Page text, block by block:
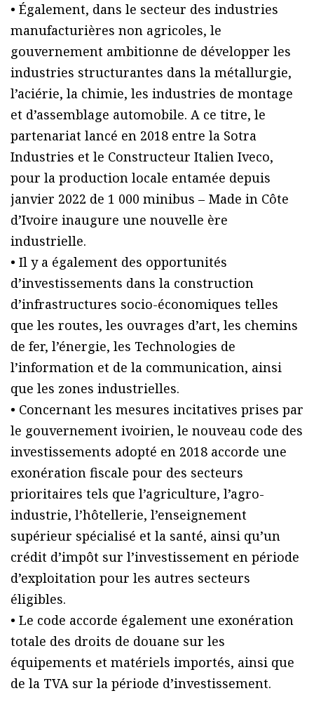
• Également, dans le secteur des industries
manufacturières non agricoles, le
gouvernement ambitionne de développer les
industries structurantes dans la métallurgie,
l’aciérie, la chimie, les industries de montage
et d’assemblage automobile. A ce titre, le
partenariat lancé en 2018 entre la Sotra
Industries et le Constructeur Italien Iveco,
pour la production locale entamée depuis
janvier 2022 de 1 000 minibus – Made in Côte
d’Ivoire inaugure une nouvelle ère
industrielle.
• Il y a également des opportunités
d’investissements dans la construction
d’infrastructures socio-économiques telles
que les routes, les ouvrages d’art, les chemins
de fer, l’énergie, les Technologies de
l’information et de la communication, ainsi
que les zones industrielles.
• Concernant les mesures incitatives prises par
le gouvernement ivoirien, le nouveau code des
investissements adopté en 2018 accorde une
exonération fiscale pour des secteurs
prioritaires tels que l’agriculture, l’agro-
industrie, l’hôtellerie, l’enseignement
supérieur spécialisé et la santé, ainsi qu’un
crédit d’impôt sur l’investissement en période
d’exploitation pour les autres secteurs
éligibles.
• Le code accorde également une exonération
totale des droits de douane sur les
équipements et matériels importés, ainsi que
de la TVA sur la période d’investissement.